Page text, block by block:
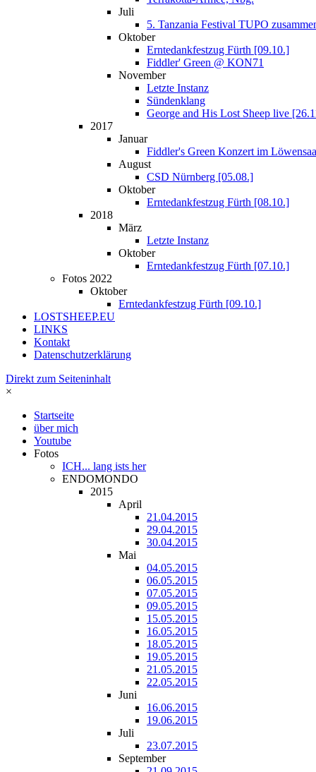
Juli
5. Tanzania Festival TUPO
Oktober
Erntedankfestzug Fürth [09.10.]
Fiddler' Green @ KON71
November
Letzte Instanz
Sündenklang
George and His Lost Sheep live
2017
Januar
Fiddler's Green Konzert im
August
CSD Nürnberg [05.08.]
Oktober
Erntedankfestzug Fürth [08.10.]
2018
März
Letzte Instanz
Oktober
Erntedankfestzug Fürth [07.10.]
Fotos 2022
Oktober
Erntedankfestzug Fürth [09.10.]
LOSTSHEEP.EU
LINKS
Kontakt
Datenschutzerklärung
Direkt zum Seiteninhalt
×
Startseite
über mich
Youtube
Fotos
ICH... lang ists her
ENDOMONDO
2015
April
21.04.2015
29.04.2015
30.04.2015
Mai
04.05.2015
06.05.2015
07.05.2015
09.05.2015
15.05.2015
16.05.2015
18.05.2015
19.05.2015
21.05.2015
22.05.2015
Juni
16.06.2015
19.06.2015
Juli
23.07.2015
September